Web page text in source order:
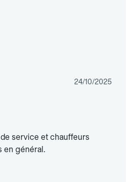
24/10/2025
service et chauffeurs
en général.